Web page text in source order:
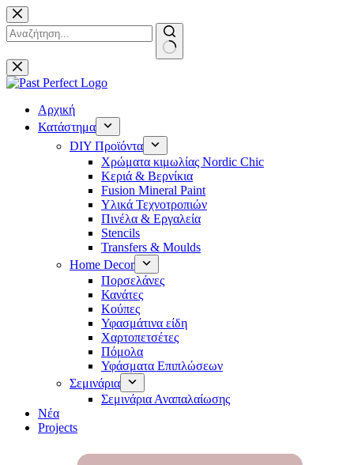
Μετάβαση
στο
περιεχόμενο
No
results
Αρχική
Κατάστημα
DIY Προϊόντα
Χρώματα κιμωλίας Nordic Chic
Κεριά & Βερνίκια
Fusion Mineral Paint
Υλικά Τεχνοτροπιών
Πινέλα & Εργαλεία
Stencils
Transfers & Moulds
Home Decor
Πορσελάνες
Κανάτες
Κούπες
Υφασμάτινα είδη
Χαρτοπετσέτες
Πόμολα
Υφάσματα Επιπλώσεων
Σεμινάρια
Σεμινάρια Αναπαλαίωσης
Νέα
Projects